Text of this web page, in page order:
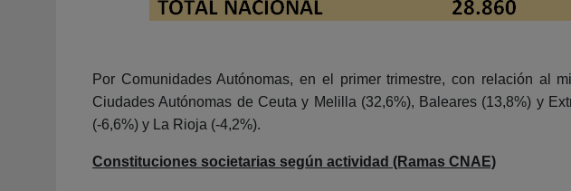
Por Comunidades Autónomas, en el primer trimestre, con relación al
Ciudades Autónomas de Ceuta y Melilla (32,6%), Baleares (13,8%) y
(-6,6%) y La Rioja (-4,2%).
Constituciones societarias según actividad (Ramas CNAE)